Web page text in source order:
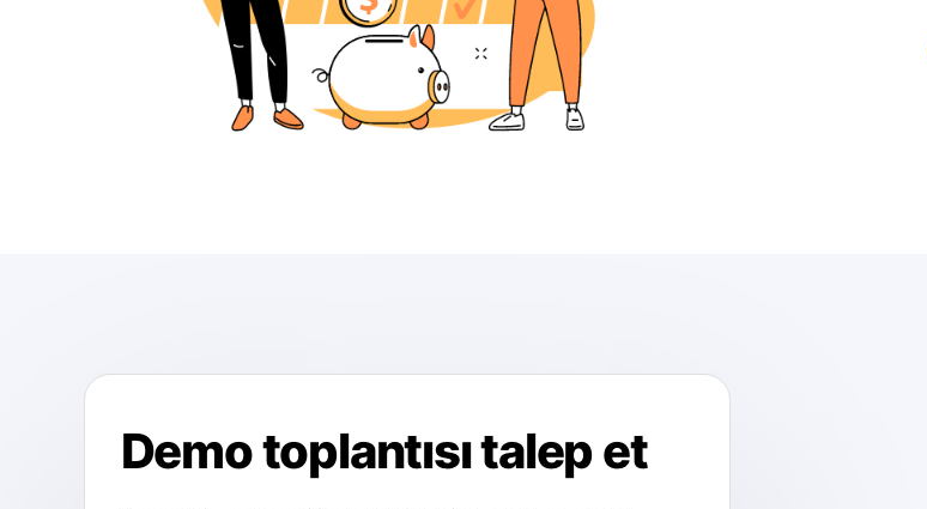
Demo toplantısı talep et